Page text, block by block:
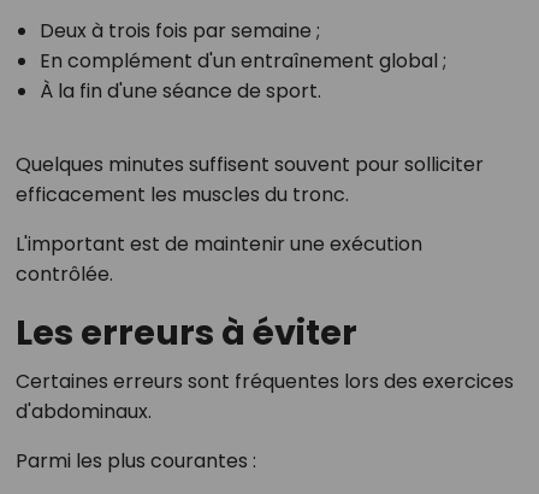
Deux à trois fois par semaine ;
En complément d'un entraînement global ;
À la fin d'une séance de sport.
Quelques minutes suffisent souvent pour solliciter
efficacement les muscles du tronc.
L'important est de maintenir une exécution
contrôlée.
Les erreurs à éviter
Certaines erreurs sont fréquentes lors des exercices
d'abdominaux.
Parmi les plus courantes :